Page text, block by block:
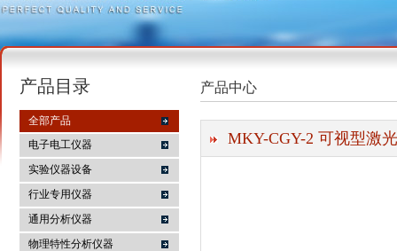
麦科仪（北京）科技有限公司
产品目录
全部产品
电子电工仪器
实验仪器设备
行业专用仪器
通用分析仪器
物理特性分析仪器
产品中心
MKY-CGY-2 可视型激